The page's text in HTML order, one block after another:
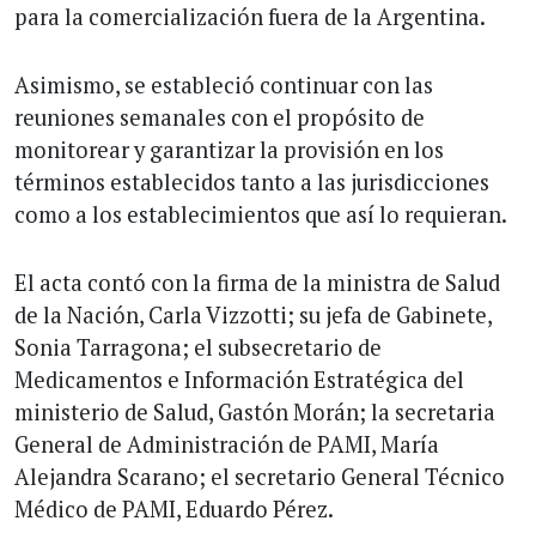
para la comercialización fuera de la Argentina.
Asimismo, se estableció continuar con las
reuniones semanales con el propósito de
monitorear y garantizar la provisión en los
términos establecidos tanto a las jurisdicciones
como a los establecimientos que así lo requieran.
El acta contó con la firma de la ministra de Salud
de la Nación, Carla Vizzotti; su jefa de Gabinete,
Sonia Tarragona; el subsecretario de
Medicamentos e Información Estratégica del
ministerio de Salud, Gastón Morán; la secretaria
General de Administración de PAMI, María
Alejandra Scarano; el secretario General Técnico
Médico de PAMI, Eduardo Pérez.